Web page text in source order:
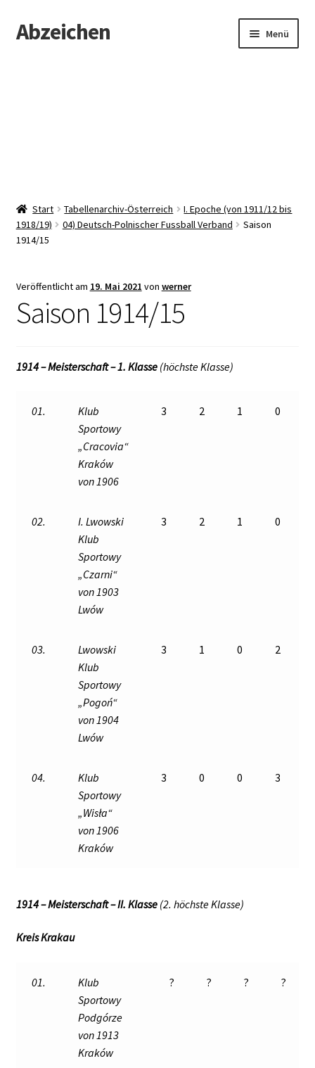
Zur
Navigation
Zum
Inhalt
Abzeichen Menü
Start Tabellenarchiv-Österreich
I. Epoche (von 1911/12 bis
1918/19)
04) Deutsch-Polnischer Fussball Verband
Saison
1914/15
Veröffentlicht am 19. Mai 2021 von werner
Saison 1914/15
1914 – Meisterschaft – 1. Klasse (höchste Klasse)
01.
Klub
Sportowy
„Cracovia“
Kraków
von 1906
3 2 1 0
02.
I. Lwowski
Klub
Sportowy
„Czarni“
von 1903
Lwów
3 2 1 0
03.
Lwowski
Klub
Sportowy
„Pogoń“
von 1904
Lwów
3 1 0 2
04.
Klub
Sportowy
„Wisła“
von 1906
Kraków
3 0 0 3
1914 – Meisterschaft – II. Klasse (2. höchste Klasse)
Kreis Krakau
01.
Klub
Sportowy
Podgórze
von 1913
Kraków
? ? ? ?